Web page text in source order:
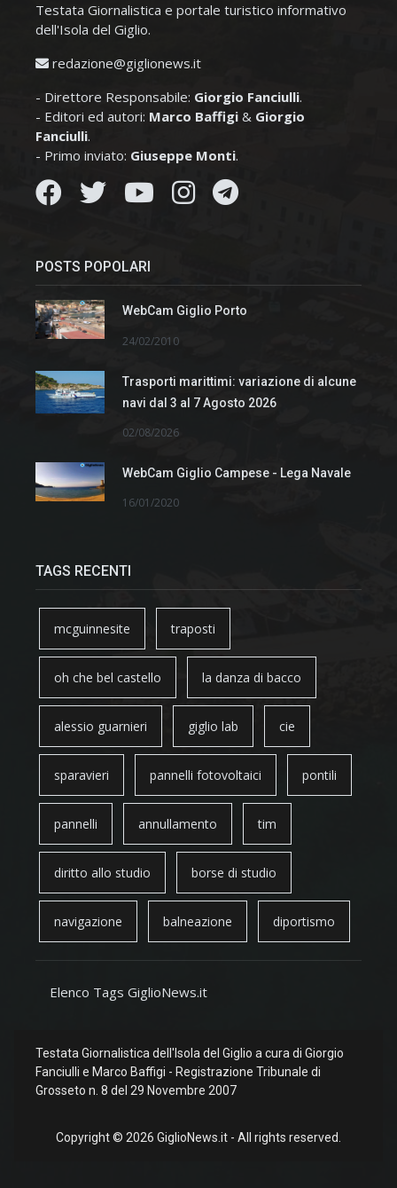
Testata Giornalistica e portale turistico informativo
dell'Isola del Giglio.
redazione@giglionews.it
- Direttore Responsabile: Giorgio Fanciulli.
- Editori ed autori: Marco Baffigi & Giorgio
Fanciulli.
- Primo inviato: Giuseppe Monti.
POSTS POPOLARI
WebCam Giglio Porto
24/02/2010
Trasporti marittimi: variazione di alcune
navi dal 3 al 7 Agosto 2026
02/08/2026
WebCam Giglio Campese - Lega Navale
16/01/2020
TAGS RECENTI
mcguinnesite traposti
oh che bel castello la danza di bacco
alessio guarnieri giglio lab cie
sparavieri pannelli fotovoltaici pontili
pannelli annullamento tim
diritto allo studio borse di studio
navigazione balneazione diportismo
Elenco Tags GiglioNews.it
Testata Giornalistica dell'Isola del Giglio a cura di Giorgio
Fanciulli e Marco Baffigi - Registrazione Tribunale di
Grosseto n. 8 del 29 Novembre 2007
Copyright © 2026 GiglioNews.it - All rights reserved.